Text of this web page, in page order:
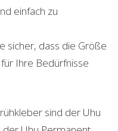
einfach zu
sicher, dass die Größe
Ihre Bedürfnisse
sind der Uhu